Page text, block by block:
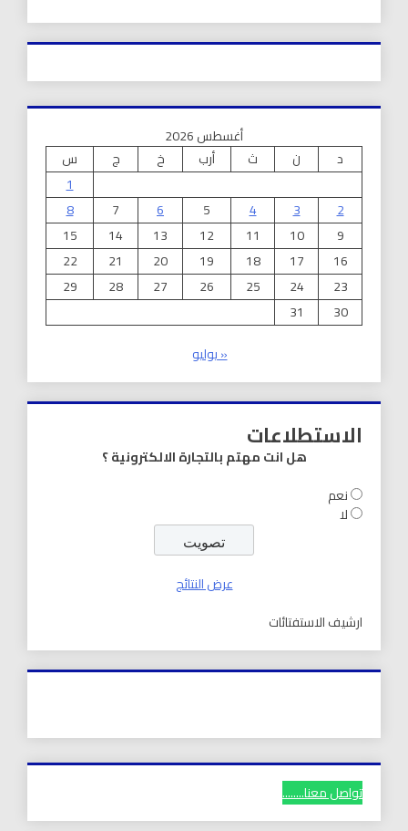
أغسطس 2026
د
ن ث أرب خ ج
س
1
2
3
4
5
6
7
8
9
10
11
12
13
14
15
16
17
18
19
20
21
22
23
24
25
26
27
28
29
30
31
« يوليو
الاستطلاعات
هل انت مهتم بالتجارة الالكترونية ؟
نعم
لا
عرض النتائج
ارشيف الاستفتائات
تواصل معنا........